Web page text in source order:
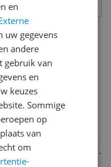
en golvend haar.
en
uw gegevens
andere
gebruik van
en
keuzes
Sommige
op
van
om